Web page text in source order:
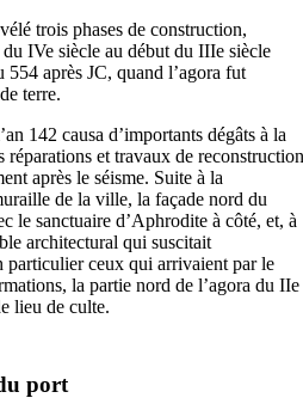
trois phases de construction,
IVe siècle au début du IIIe siècle
554 après JC, quand l’agora fut
terre.
142 causa d’importants dégâts à la
réparations et travaux de reconstruction
après le séisme. Suite à la
de la ville, la façade nord du
le sanctuaire d’Aphrodite à côté, et, à
architectural qui suscitait
particulier ceux qui arrivaient par le
la partie nord de l’agora du IIe
lieu de culte.
port